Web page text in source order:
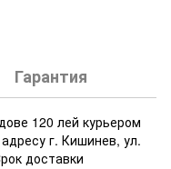
Гарантия
120 лей курьером
г. Кишинев, ул.
доставки